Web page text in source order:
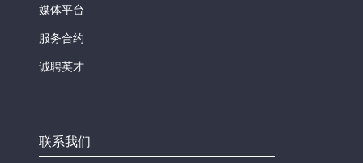
媒体平台
服务合约
诚聘英才
联系我们